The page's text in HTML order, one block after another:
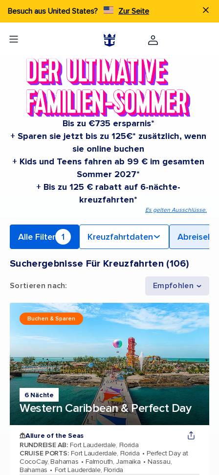
Besuch aus United States? Zur Seite
Bis zu €735 ersparnis*
+ Sparen sie jetzt bis zu 125€* zusätzlich, wenn
sie online buchen
+ Kids und Teens fahren ab 99 € im gesamten
Sommer 2027*
+ Bis zu 125 € rabatt auf 6-nächte-
kreuzfahrten*
Es gelten Ausschlüsse.
Alle Filter 1 Kreuzfahrtdaten
Suchergebnisse Für Kreuzfahrten (106)
Sortieren nach: Empfohlen
6 Nächte
Western Caribbean & Perfect Day
Buchen & Sparen
Allure of the Seas
RUNDREISE AB: Fort Lauderdale, Florida
CRUISE PORTS: Fort Lauderdale, Florida
Perfect Day at
CocoCay, Bahamas
Falmouth, Jamaika
Nassau,
Bahamas
Fort Lauderdale, Florida